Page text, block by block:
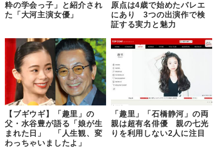
粋の学会っ子」と紹介され
た「大河主演女優」
原点は4歳で始めたバレエ
にあり 3つの出演作で検
証する実力と魅力
【ブギウギ】「趣里」の
父・水谷豊が語る「娘が生
まれた日」 「人生観、変
わっちゃいましたよ」
「趣里」「石橋静河」の両
親は超有名俳優 親の七光
りを利用しない2人に注目